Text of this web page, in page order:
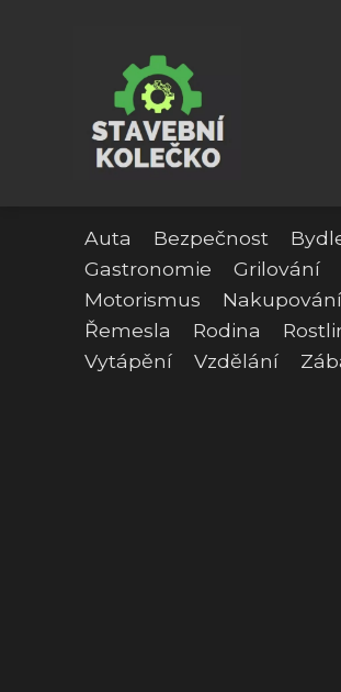
Auta Bezpečnost
Gastronomie
Grilování
Motorismus
Nakupování
Řemesla
Rodina
Vytápění
Vzdělání